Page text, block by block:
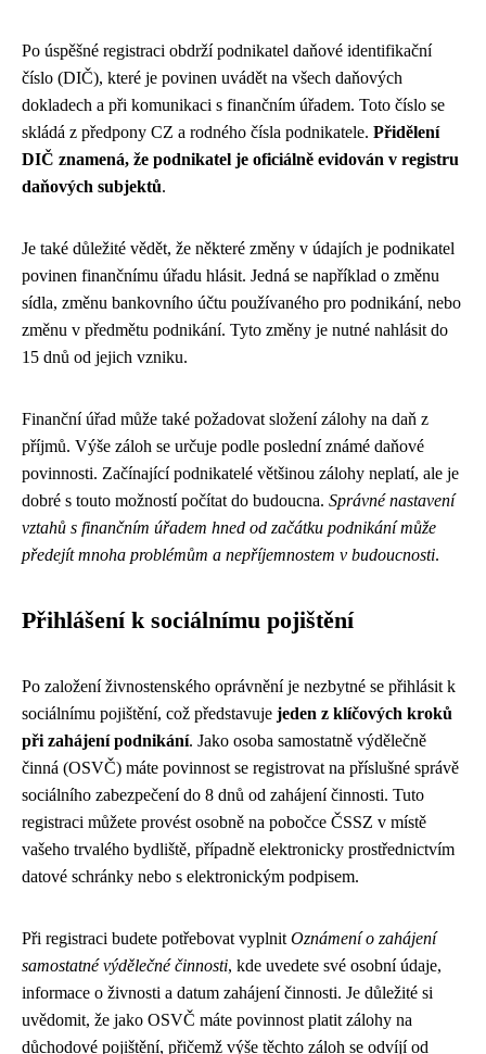
Po úspěšné registraci obdrží podnikatel daňové identifikační
číslo (DIČ), které je povinen uvádět na všech daňových
dokladech a při komunikaci s finančním úřadem. Toto číslo se
skládá z předpony CZ a rodného čísla podnikatele. Přidělení
DIČ znamená, že podnikatel je oficiálně evidován v registru
daňových subjektů.
Je také důležité vědět, že některé změny v údajích je podnikatel
povinen finančnímu úřadu hlásit. Jedná se například o změnu
sídla, změnu bankovního účtu používaného pro podnikání, nebo
změnu v předmětu podnikání. Tyto změny je nutné nahlásit do
15 dnů od jejich vzniku.
Finanční úřad může také požadovat složení zálohy na daň z
příjmů. Výše záloh se určuje podle poslední známé daňové
povinnosti. Začínající podnikatelé většinou zálohy neplatí, ale je
dobré s touto možností počítat do budoucna. Správné nastavení
vztahů s finančním úřadem hned od začátku podnikání může
předejít mnoha problémům a nepříjemnostem v budoucnosti.
Přihlášení k sociálnímu pojištění
Po založení živnostenského oprávnění je nezbytné se přihlásit k
sociálnímu pojištění, což představuje jeden z klíčových kroků
při zahájení podnikání. Jako osoba samostatně výdělečně
činná (OSVČ) máte povinnost se registrovat na příslušné správě
sociálního zabezpečení do 8 dnů od zahájení činnosti. Tuto
registraci můžete provést osobně na pobočce ČSSZ v místě
vašeho trvalého bydliště, případně elektronicky prostřednictvím
datové schránky nebo s elektronickým podpisem.
Při registraci budete potřebovat vyplnitOznámení o zahájení
samostatné výdělečné činnosti, kde uvedete své osobní údaje,
informace o živnosti a datum zahájení činnosti. Je důležité si
uvědomit, že jako OSVČ máte povinnost platit zálohy na
důchodové pojištění, přičemž výše těchto záloh se odvíjí od